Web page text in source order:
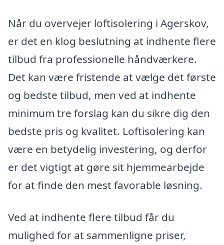
Når du overvejer loftisolering i Agerskov,
er det en klog beslutning at indhente flere
tilbud fra professionelle håndværkere.
Det kan være fristende at vælge det første
og bedste tilbud, men ved at indhente
minimum tre forslag kan du sikre dig den
bedste pris og kvalitet. Loftisolering kan
være en betydelig investering, og derfor
er det vigtigt at gøre sit hjemmearbejde
for at finde den mest favorable løsning.
Ved at indhente flere tilbud får du
mulighed for at sammenligne priser,